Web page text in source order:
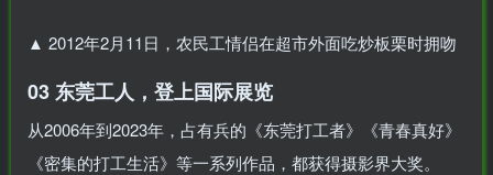
▲ 2012年2月11日，农民工情侣在超市外面吃炒板栗时拥吻
03 东莞工人，登上国际展览
从2006年到2023年，占有兵的《东莞打工者》《青春真好》
《密集的打工生活》等一系列作品，都获得摄影界大奖。